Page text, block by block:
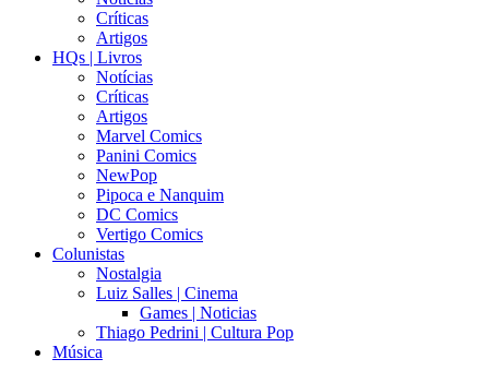
Críticas
Artigos
HQs | Livros
Notícias
Críticas
Artigos
Marvel Comics
Panini Comics
NewPop
Pipoca e Nanquim
DC Comics
Vertigo Comics
Colunistas
Nostalgia
Luiz Salles | Cinema
Games | Noticias
Thiago Pedrini | Cultura Pop
Música